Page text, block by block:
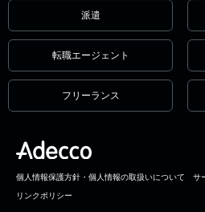
派遣
転職エージェント
フリーランス
個人情報保護方針・個人情報の取扱いについて サ
リンクポリシー